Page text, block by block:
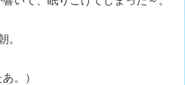
。
。）